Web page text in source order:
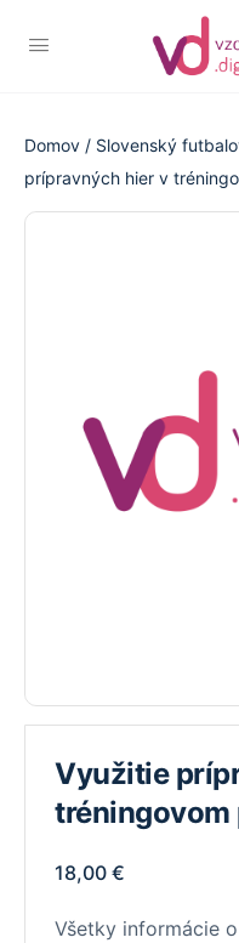
Domov / Slovenský
prípravných hier v
Využitie
tréningovom
18,00 €
Všetky informácie